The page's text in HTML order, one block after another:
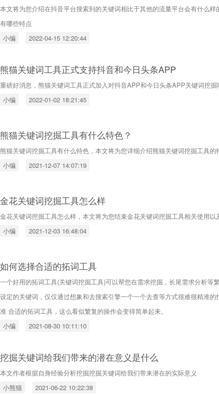
本文将为您介绍在抖音平台搜索到的关键词相比于其他的流量平台会有什么
有哪些特点
小编
2022-04-15 12:20:44
熊猫关键词工具正式支持抖音和今日头条APP
重磅好消息，熊猫关键词工具正式加入对抖音APP和今日头条APP关键词挖掘
小编
2022-01-02 18:21:45
熊猫关键词挖掘工具有什么特色？
熊猫关键词挖掘工具有什么特色，本文将为您详细介绍熊猫关键词挖掘工具的
小编
2021-12-07 14:07:19
金花关键词挖掘工具怎么样
金花关键词挖掘工具怎么样，本文将为您结束金花关键词挖掘工具相关使用
小编
2021-12-03 16:48:04
如何选择合适的拓词工具
一个好用的拓词工具(关键词挖掘工具)可以帮您在需求挖掘，长尾需求分析等
设定的关键词，仅仅通过想象和去搜索引擎一个一个去查等方式很难很精准
准 合适的拓词工具，这么看似繁复的操作会变得简单起来。
小编
2021-08-30 10:11:10
挖掘关键词给我们带来的潜在意义是什么
本文作者根据自身经验分析挖掘挖掘关键词给我们带来潜在的实际意义
小熊猫
2021-06-22 10:22:38